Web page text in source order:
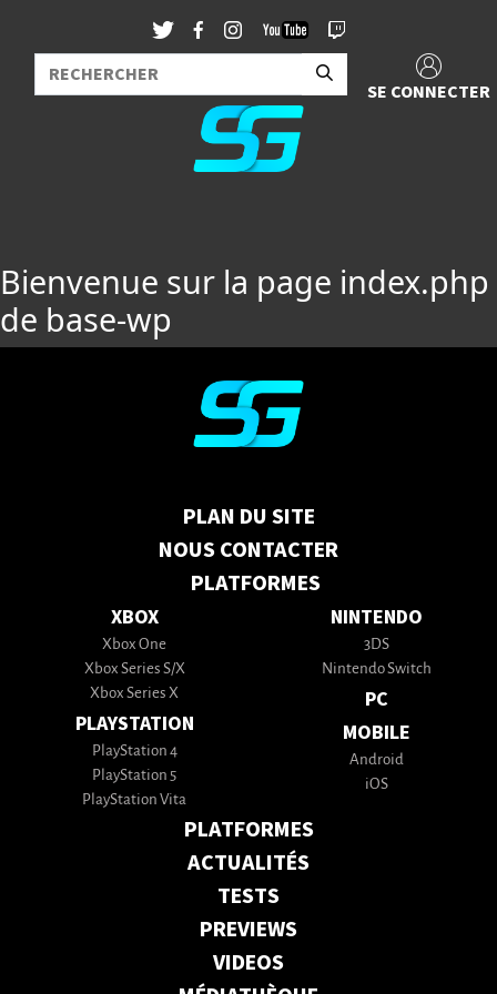
SE CONNECTER
Bienvenue sur la page index.php
de base-wp
PLAN DU SITE
NOUS CONTACTER
PLATFORMES
XBOX
Xbox One
Xbox Series S/X
Xbox Series X
PLAYSTATION
PlayStation 4
PlayStation 5
PlayStation Vita
NINTENDO
3DS
Nintendo Switch
PC
MOBILE
Android
iOS
PLATFORMES
ACTUALITÉS
TESTS
PREVIEWS
VIDEOS